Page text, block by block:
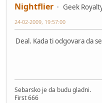
Nightflier Geek
24-02-2009, 19:57:00
Deal. Kada ti odgovara da
Sebarsko je da budu gladni.
First 666